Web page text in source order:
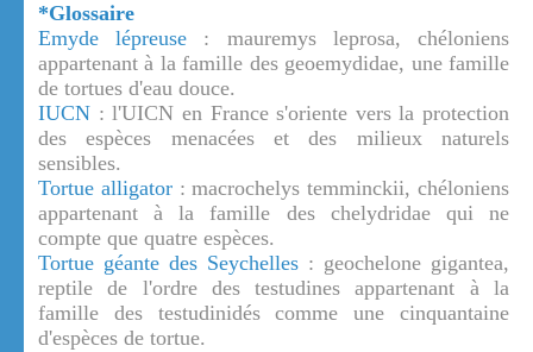
*Glossaire
Emyde lépreuse : mauremys leprosa, chéloniens
appartenant à la famille des geoemydidae, une famille
de tortues d'eau douce.
IUCN : l'UICN en France s'oriente vers la protection
des espèces menacées et des milieux naturels
sensibles.
Tortue alligator: macrochelys temminckii, chéloniens
appartenant à la famille des chelydridae qui ne
compte que quatre espèces.
Tortue géante des Seychelles : geochelone gigantea,
reptile de l'ordre des testudines appartenant à la
famille des testudinidés comme une cinquantaine
d'espèces de tortue.